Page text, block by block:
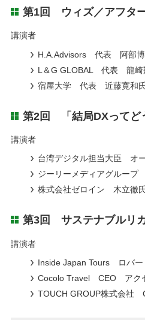
第1回 ウィズ／アフタ
講演者
H.A.Advisors 代表 阿部博
L＆G GLOBAL 代表 龍崎
宿屋大学 代表 近藤寛和
第2回 「結局DXってど
講演者
台湾デジタル担当大臣 オ
ジーリーメディアグルー
株式会社ゼロイン 木立徹
第3回 サステナブルリ
講演者
Inside Japan Tours ロバー
Cocolo Travel CEO アク
TOUCH GROUP株式会社